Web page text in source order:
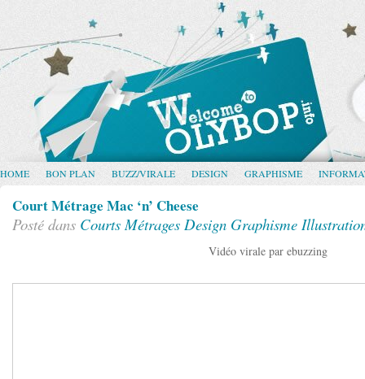
HOME BON PLAN BUZZ/VIRALE DESIGN GRAPHISME
Court Métrage Mac ‘n’ Cheese
Posté dans Courts Métrages Design Graphisme
Vidéo virale par ebuzzing